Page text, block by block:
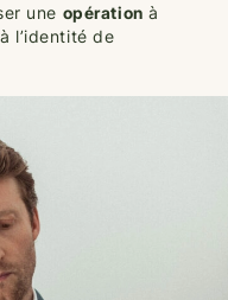
une opération à
l’identité de